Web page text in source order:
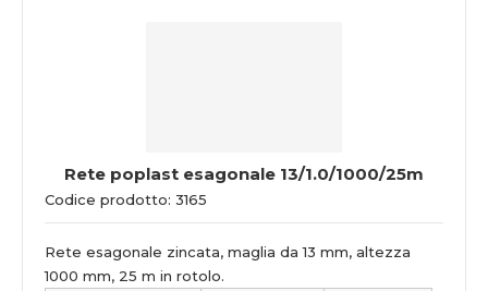
Rete poplast esagonale 13/1.0/1000/25m
Codice prodotto: 3165
Rete esagonale zincata, maglia da 13 mm, altezza
1000 mm, 25 m in rotolo.